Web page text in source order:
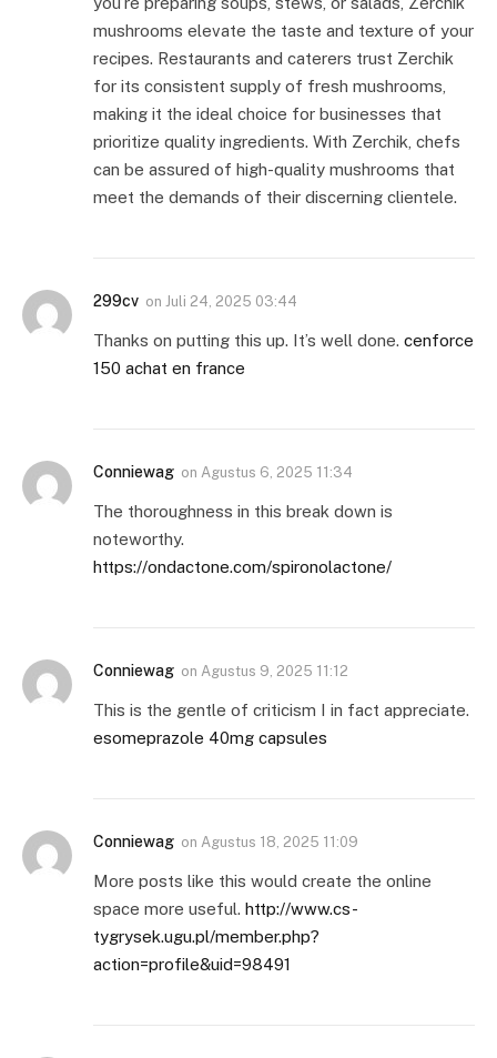
mushrooms elevate the taste and texture of your
recipes. Restaurants and caterers trust Zerchik
for its consistent supply of fresh mushrooms,
making it the ideal choice for businesses that
prioritize quality ingredients. With Zerchik, chefs
can be assured of high-quality mushrooms that
meet the demands of their discerning clientele.
299cv on Juli 24, 2025 03:44
Thanks on putting this up. It’s well done. cenforce
150 achat en france
Conniewag on Agustus 6, 2025 11:34
The thoroughness in this break down is
noteworthy.
https://ondactone.com/spironolactone/
Conniewag on Agustus 9, 2025 11:12
This is the gentle of criticism I in fact appreciate.
esomeprazole 40mg capsules
Conniewag on Agustus 18, 2025 11:09
More posts like this would create the online
space more useful. http://www.cs-
tygrysek.ugu.pl/member.php?
action=profile&uid=98491